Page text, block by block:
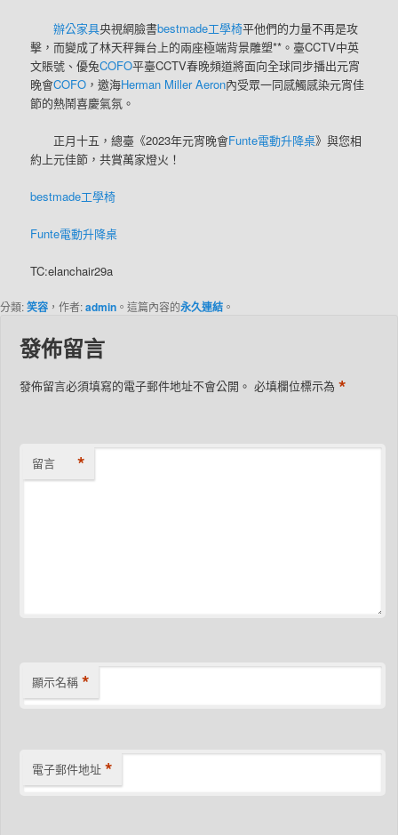
辦公家具央視網臉書bestmade工學椅平他們的力量不再是攻
擊，而變成了林天秤舞台上的兩座極端背景雕塑**。臺CCTV中英
文賬號、優兔COFO平臺CCTV春晚頻道將面向全球同步播出元宵
晚會COFO ，邀海Herman Miller Aeron內受眾一同感觸感染元宵佳
節的熱鬧喜慶氣氛。
正月十五，總臺《2023年元宵晚會Funte電動升降桌》與您相
約上元佳節，共賞萬家燈火！
bestmade工學椅
Funte電動升降桌
TC:elanchair29a
分類:笑容 ，作者:admin 。這篇內容的永久連結 。
發佈留言
發佈留言必須填寫的電子郵件地址不會公開。 必填欄位標示為*
留言 *
顯示名稱 *
電子郵件地址 *